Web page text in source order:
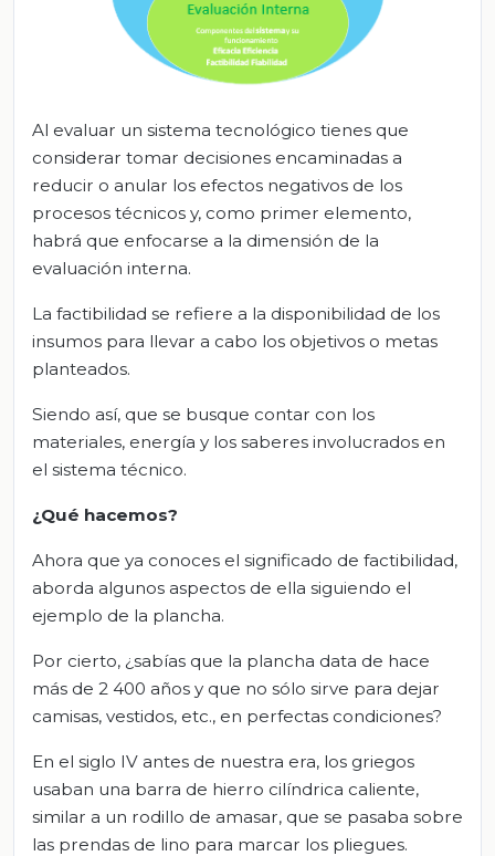
Al evaluar un sistema tecnológico tienes que
considerar tomar decisiones encaminadas a
reducir o anular los efectos negativos de los
procesos técnicos y, como primer elemento,
habrá que enfocarse a la dimensión de la
evaluación interna.
La factibilidad se refiere a la disponibilidad de los
insumos para llevar a cabo los objetivos o metas
planteados.
Siendo así, que se busque contar con los
materiales, energía y los saberes involucrados en
el sistema técnico.
¿Qué hacemos?
Ahora que ya conoces el significado de factibilidad,
aborda algunos aspectos de ella siguiendo el
ejemplo de la plancha.
Por cierto, ¿sabías que la plancha data de hace
más de 2 400 años y que no sólo sirve para dejar
camisas, vestidos, etc., en perfectas condiciones?
En el siglo IV antes de nuestra era, los griegos
usaban una barra de hierro cilíndrica caliente,
similar a un rodillo de amasar, que se pasaba sobre
las prendas de lino para marcar los pliegues.